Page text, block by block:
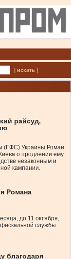
| искать |
райсуд,
(ГФС) Украины Роман
о продлении ему
незаконным и
кампании.
Романа
до 11 октября,
службы
благодаря